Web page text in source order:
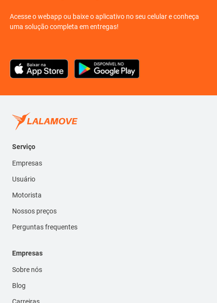
Acesse o webapp ou baixe o aplicativo no seu celular e conheça
uma solução completa em entregas!
Serviço
Empresas
Usuário
Motorista
Nossos preços
Perguntas frequentes
Empresas
Sobre nós
Blog